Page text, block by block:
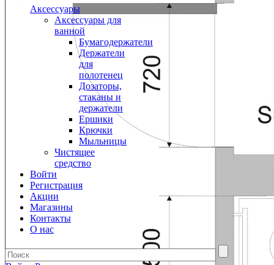
Аксессуары
Аксессуары для
ванной
Бумагодержатели
Держатели
для
полотенец
Дозаторы,
стаканы и
держатели
Ершики
Крючки
Мыльницы
Чистящее
средство
Войти
Регистрация
Акции
Магазины
Контакты
О нас